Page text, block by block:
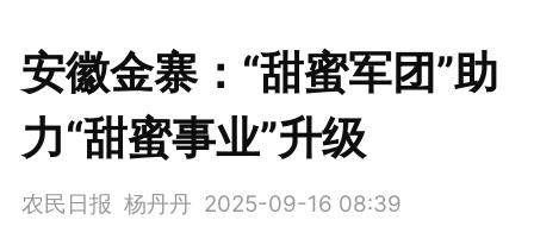
安徽金寨：“甜蜜军团”助
力“甜蜜事业”升级
农民日报 杨丹丹 2025-09-16 08:39